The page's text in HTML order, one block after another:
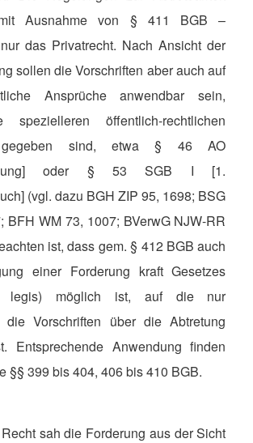
Ausnahme von § 411 BGB –
das Privatrecht. Nach Ansicht der
sollen die Vorschriften aber auch auf
Ansprüche anwendbar sein,
öffentlich-rechtlichen
gegeben sind, etwa § 46 AO
oder § 53 SGB I [1.
(vgl. dazu BGH ZIP 95, 1698; BSG
BFH WM 73, 1007; BVerwG NJW-RR
ist, dass gem. § 412 BGB auch
einer Forderung kraft Gesetzes
legis) möglich ist, auf die nur
die Vorschriften über die Abtretung
Entsprechende Anwendung finden
§§ 399 bis 404, 406 bis 410 BGB.
sah die Forderung aus der Sicht